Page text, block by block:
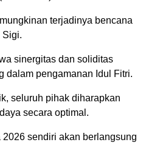
terjadinya bencana
Sigi.
sinergitas dan soliditas
dalam pengamanan Idul Fitri.
seluruh pihak diharapkan
secara optimal.
sendiri akan berlangsung